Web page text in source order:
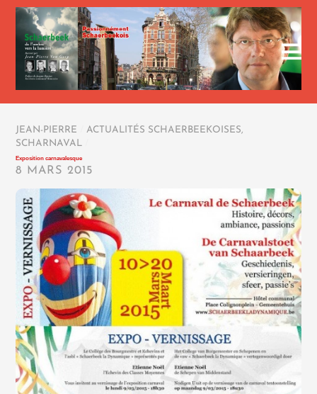
JEAN-PIERRE ACTUALITÉS SCHAERBEEKOISES,
SCHARNAVAL
Exposition carnavalesque
8 MARS 2015